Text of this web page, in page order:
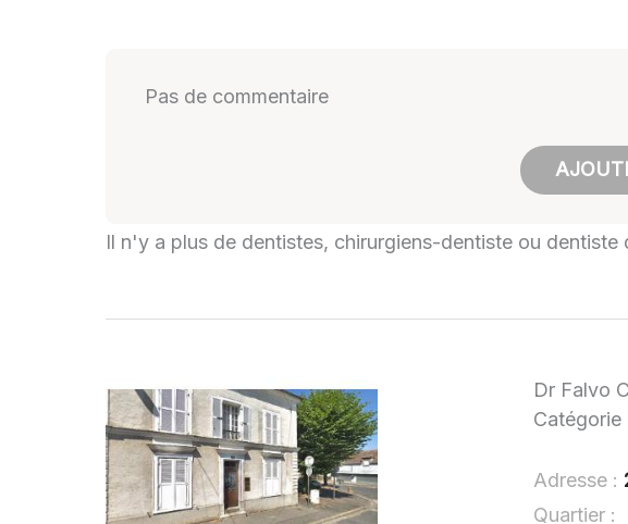
Pas de commentaire
Il n'y a plus de dentistes, chirurgiens-dentiste ou
Dr Falvo
Catégorie
Adresse :
Quartier :